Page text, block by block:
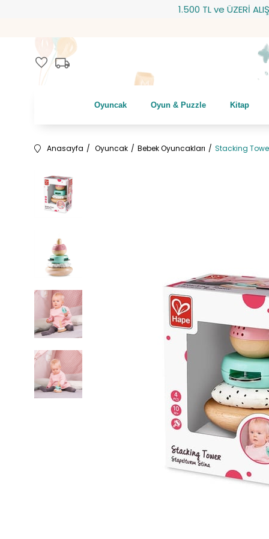
1.500 TL ve ÜZERİ
favorite local_shipping
Oyuncak Oyun & Puzzle Kitap
Anasayfa Oyuncak Bebek Oyuncakları Stacking